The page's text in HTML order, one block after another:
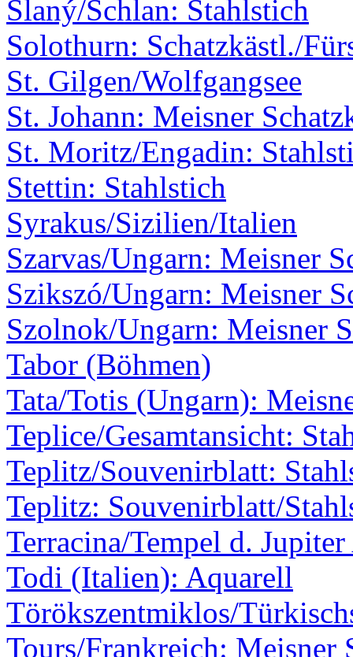
Slaný/Schlan: Stahlstich
Solothurn: Schatzkästl./
St. Gilgen/Wolfgangsee
St. Johann: Meisner
St. Moritz/Engadin:
Stettin: Stahlstich
Syrakus/Sizilien/Italien
Szarvas/Ungarn: Meisner
Szikszó/Ungarn: Meisner
Szolnok/Ungarn: Meisner
Tabor (Böhmen)
Tata/Totis (Ungarn):
Teplice/Gesamtansicht:
Teplitz/Souvenirblatt:
Teplitz: Souvenirblatt/
Terracina/Tempel d.
Todi (Italien): Aquarell
Törökszentmiklos/
Tours/Frankreich: Meisner